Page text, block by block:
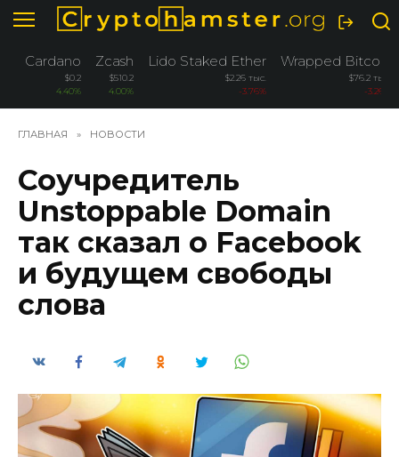
Перейти
содержанию
Cardano
$0.2
4.40%
Zcash
$510.2
4.00%
Lido Staked Ether
$2.26 тыс.
-3.76%
Wrapped Bitcoin
$76.2 тыс.
-3.26%
ГЛАВНАЯ » НОВОСТИ
Соучредитель
Unstoppable Domain
так сказал о Facebook
и будущем свободы
слова